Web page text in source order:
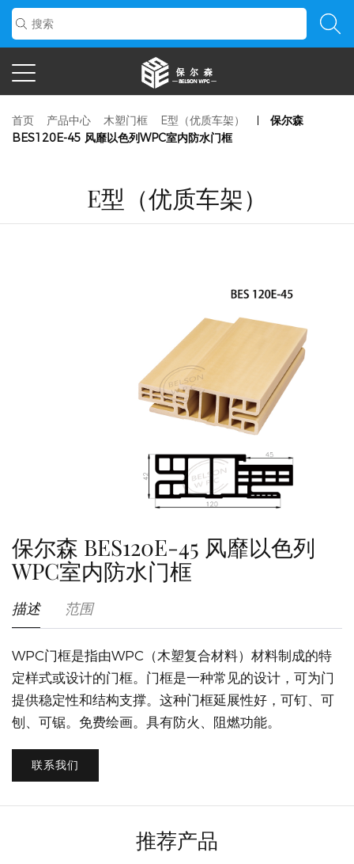
首页 产品中心 木塑门框 E型（优质车架）
保尔森
BES120E-45 风靡以色列WPC室内防水门框
E型（优质车架）
保尔森 BES120E-45 风靡以色列
WPC室内防水门框
描述 范围
WPC门框是指由WPC（木塑复合材料）材料制成的特
定样式或设计的门框。门框是一种常见的设计，可为门
提供稳定性和结构支撑。这种门框延展性好，可钉、可
刨、可锯。免费绘画。具有防火、阻燃功能。
联系我们
推荐产品